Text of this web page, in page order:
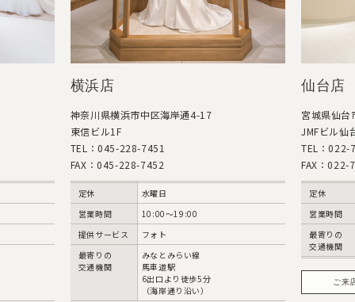
横浜店
神奈川県横浜市中区海岸通4-17
東信ビル1F
TEL：045-228-7451
FAX：045-228-7452
定休
水曜日
営業時間
10:00〜19:00
提供サービス
フォト
最寄りの
交通機関
みなとみらい線
馬車道駅
6出口より徒歩5分
（海岸通り沿い）
仙台店
宮城県仙
JMFビル仙
TEL：022-
FAX：022-
定休
営業時間
最寄りの
交通機関
ご来